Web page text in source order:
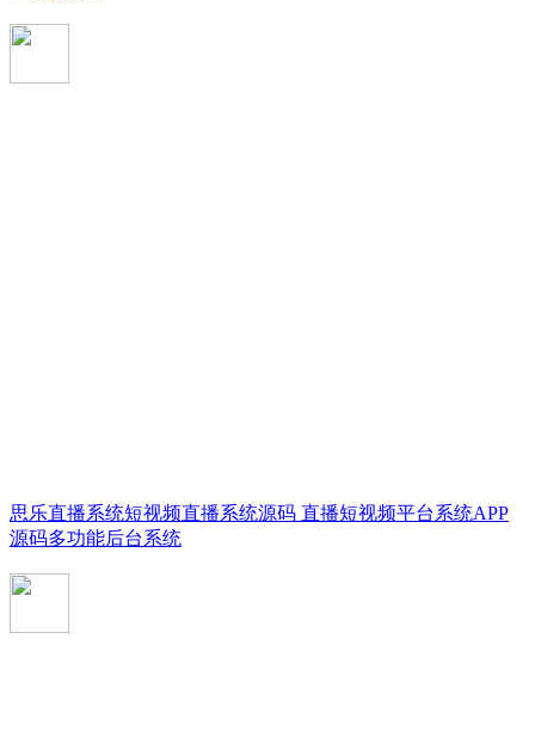
思乐直播系统短视频直播系统源码 直播短视频平台系统APP
源码多功能后台系统